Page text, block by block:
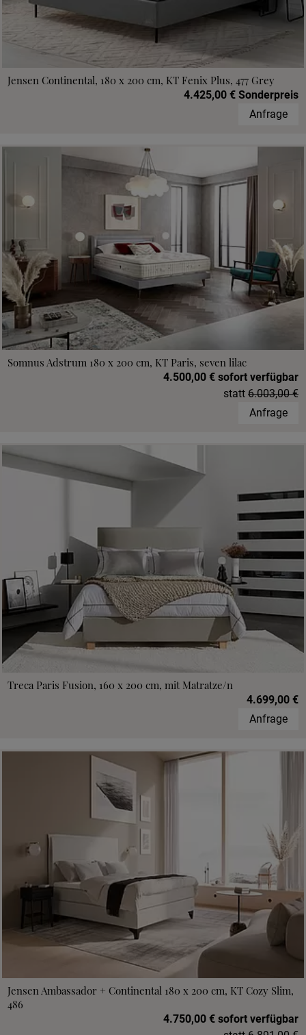
Jensen Continental, 180 x 200 cm, KT Fenix Plus, 477 Grey
4.425,00 € Sonderpreis
Anfrage
Somnus Adstrum 180 x 200 cm, KT Paris, seven lilac
4.500,00 € sofort verfügbar
statt 6.003,00 €
Anfrage
Treca Paris Fusion, 160 x 200 cm, mit Matratze/n
4.699,00 €
Anfrage
Jensen Ambassador + Continental 180 x 200 cm, KT Cozy Slim,
486
4.750,00 € sofort verfügbar